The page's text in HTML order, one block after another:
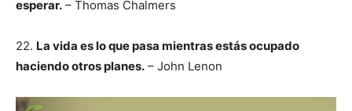
esperar. – Thomas Chalmers
22. La vida es lo que pasa mientras estás ocupado
haciendo otros planes. – John Lenon